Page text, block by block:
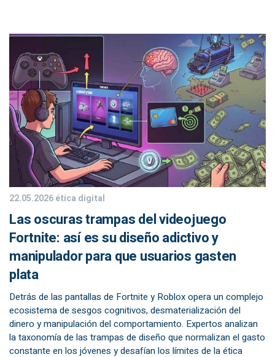
22.05.2026ética digital
Las oscuras trampas del videojuego
Fortnite: así es su diseño adictivo y
manipulador para que usuarios gasten
plata
Detrás de las pantallas de Fortnite y Roblox opera un complejo
ecosistema de sesgos cognitivos, desmaterialización del
dinero y manipulación del comportamiento. Expertos analizan
la taxonomía de las trampas de diseño que normalizan el gasto
constante en los jóvenes y desafían los límites de la ética